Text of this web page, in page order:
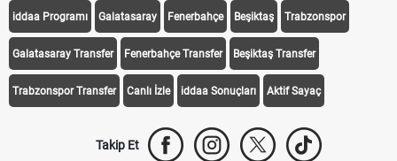
iddaa Programı Galatasaray Fenerbahçe Beşiktaş Trabzonspor
Galatasaray Transfer Fenerbahçe Transfer Beşiktaş Transfer
Trabzonspor Transfer Canlı İzle iddaa Sonuçları Aktif Sayaç
Takip Et